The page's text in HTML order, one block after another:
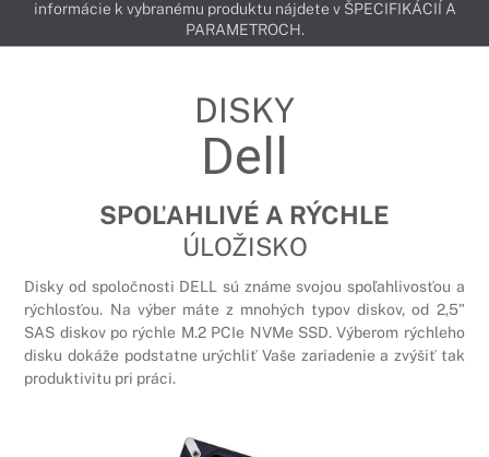
informácie k vybranému produktu nájdete v ŠPECIFIKÁCIÍ A
PARAMETROCH.
DISKY
Dell
SPOĽAHLIVÉ A RÝCHLE
ÚLOŽISKO
Disky od spoločnosti DELL sú známe svojou spoľahlivosťou a
rýchlosťou. Na výber máte z mnohých typov diskov, od 2,5"
SAS diskov po rýchle M.2 PCIe NVMe SSD. Výberom rýchleho
disku dokáže podstatne urýchliť Vaše zariadenie a zvýšiť tak
produktivitu pri práci.